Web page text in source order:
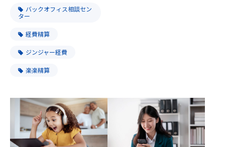
バックオフィス相談セン
ター
経費精算
ジンジャー経費
楽楽精算